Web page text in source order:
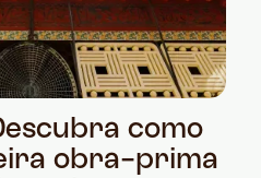
como
obra-prima